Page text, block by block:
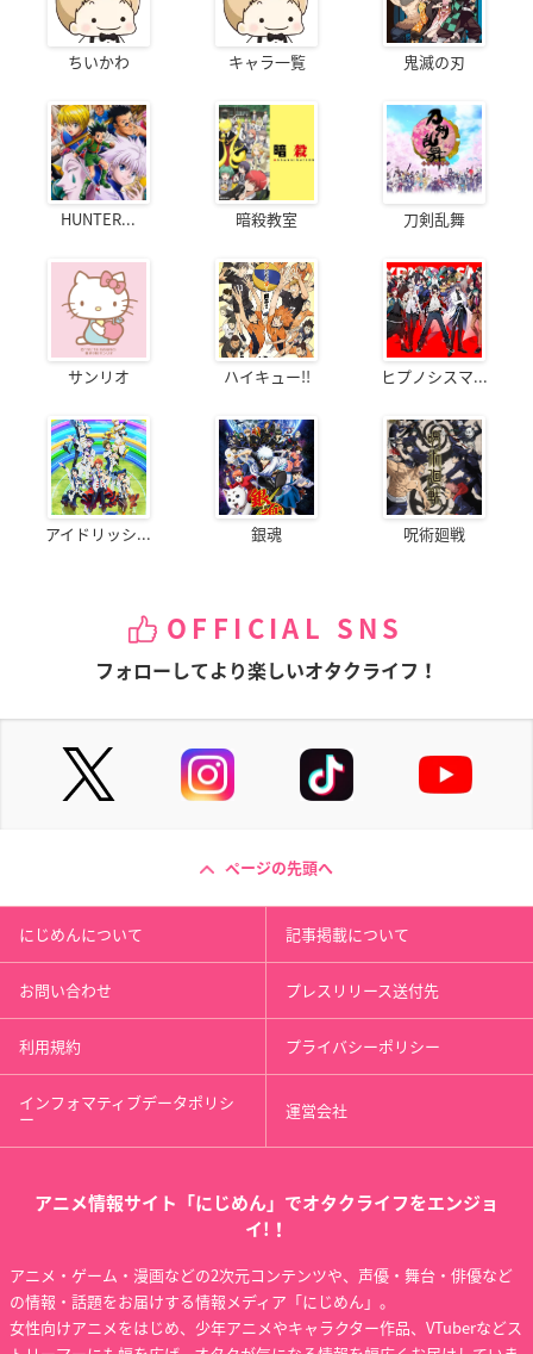
ちいかわ キャラ一覧 鬼滅の刃
HUNTER... 暗殺教室 刀剣乱舞
サンリオ ハイキュー!! ヒプノシスマ...
アイドリッシ... 銀魂 呪術廻戦
OFFICIAL SNS
フォローしてより楽しいオタクライフ！
ページの先頭へ
にじめんについて 記事掲載について
お問い合わせ プレスリリース送付先
利用規約 プライバシーポリシー
インフォマティブデータポリシ
ー 運営会社
アニメ情報サイト「にじめん」でオタクライフをエンジョ
イ!！
アニメ・ゲーム・漫画などの2次元コンテンツや、声優・舞台・俳優など
の情報・話題をお届けする情報メディア「にじめん」。
女性向けアニメをはじめ、少年アニメやキャラクター作品、VTuberなどス